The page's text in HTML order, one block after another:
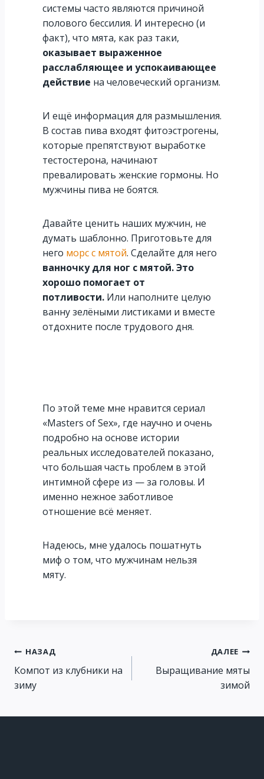
системы часто являются причиной
полового бессилия. И интересно (и
факт), что мята, как раз таки,
оказывает выраженное
расслабляющее и успокаивающее
действие на человеческий организм.
И ещё информация для размышления.
В состав пива входят фитоэстрогены,
которые препятствуют выработке
тестостерона, начинают
превалировать женские гормоны. Но
мужчины пива не боятся.
Давайте ценить наших мужчин, не
думать шаблонно. Приготовьте для
него морс с мятой. Сделайте для него
ванночку для ног с мятой. Это
хорошо помогает от
потливости. Или наполните целую
ванну зелёными листиками и вместе
отдохните после трудового дня.
По этой теме мне нравится сериал
«Masters of Sex», где научно и очень
подробно на основе истории
реальных исследователей показано,
что большая часть проблем в этой
интимной сфере из — за головы. И
именно нежное заботливое
отношение всё меняет.
Надеюсь, мне удалось пошатнуть
миф о том, что мужчинам нельзя
мяту.
НАЗАД
Компот из клубники на
зиму
ДАЛЕЕ
Выращивание мяты
зимой